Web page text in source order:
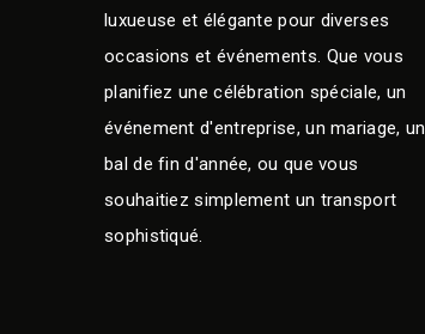
luxueuse et élégante pour diverses
occasions et événements. Que vous
planifiez une célébration spéciale, un
événement d'entreprise, un mariage, un
bal de fin d'année, ou que vous
souhaitiez simplement un transport
sophistiqué.